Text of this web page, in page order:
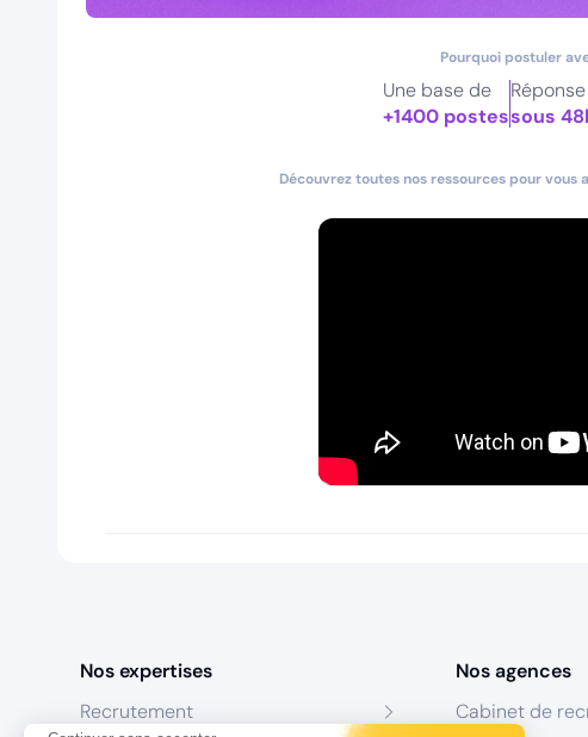
Pourquoi postuler
Une base de
+1400 postes
Réponse
sous
Découvrez toutes nos ressources pour vous
Nos expertises
Recrutement
Nos agences
Cabinet de